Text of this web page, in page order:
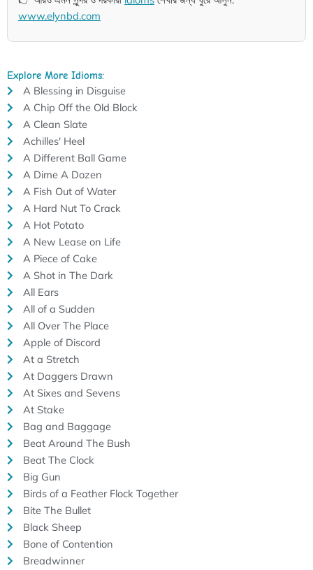
www.elynbd.com
Explore More Idioms:
A Blessing in Disguise
A Chip Off the Old Block
A Clean Slate
Achilles' Heel
A Different Ball Game
A Dime A Dozen
A Fish Out of Water
A Hard Nut To Crack
A Hot Potato
A New Lease on Life
A Piece of Cake
A Shot in The Dark
All Ears
All of a Sudden
All Over The Place
Apple of Discord
At a Stretch
At Daggers Drawn
At Sixes and Sevens
At Stake
Bag and Baggage
Beat Around The Bush
Beat The Clock
Big Gun
Birds of a Feather Flock Together
Bite The Bullet
Black Sheep
Bone of Contention
Breadwinner